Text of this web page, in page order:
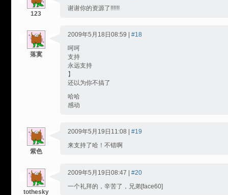
123
谢谢你的资源了!!!!!!
落寞
2009年5月18日08:59 | #18
呵呵
支持
永远支持
】
还以为你不搞了
哈哈
感动
紫色
2009年5月19日11:08 | #19
来支持了哈！不错啊
tothesky
2009年5月19日08:47 | #20
一个礼拜的，辛苦了，兄弟[face60]